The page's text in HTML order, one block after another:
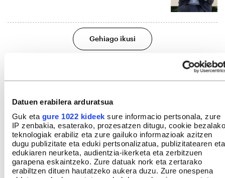
Datuen erabilera arduratsua
Guk eta gure 1022 kideek sure informacio pertsonala, zure
IP zenbakia, esaterako, prozesatzen ditugu, cookie bezalako
teknologiak erabiliz eta zure gailuko informazioak azitzen
dugu publizitate eta eduki pertsonalizatua, publizitatearen eta
edukiaren neurketa, audientzia-ikerketa eta zerbitzuen
garapena eskaintzeko. Zure datuak nork eta zertarako
erabiltzen dituen hautatzeko aukera duzu. Zure onespena
Gehiago ikusi